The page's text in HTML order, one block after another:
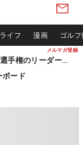
メルマガ登録
ライフ 漫画 ゴル
松山英樹ら出場 ウィンダム選手権のリーダーボード
ード